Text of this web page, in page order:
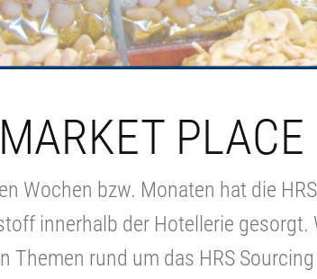
PLACE
Wochen bzw. Monaten hat die
innerhalb der Hotellerie gesorgt.
Themen rund um das HRS